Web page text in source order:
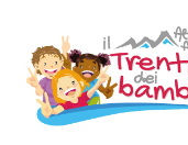
contenuto